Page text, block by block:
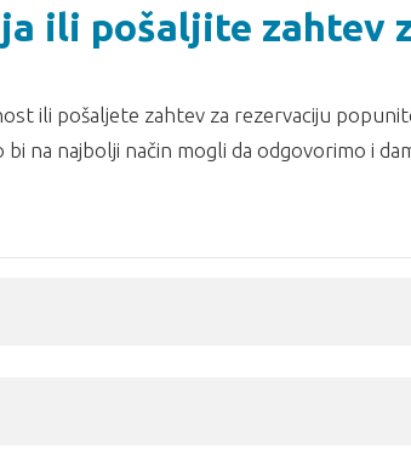
ili pošaljite zahtev
ili pošaljete zahtev za rezervaciju
na najbolji način mogli da odgovorimo i